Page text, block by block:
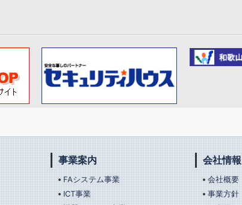
事業案内
FAシステム事業
ICT事業
会社情報
会社概要
事業方針